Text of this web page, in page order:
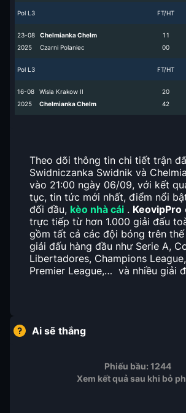
Pol L3 FT/HT
23-08
2025
Chelmianka Chelm
Czarni Polaniec
1
0
1
0
Pol L3 FT/HT
16-08
2025
Wisla Krakow II
Chelmianka Chelm
2
4
0
2
Theo dõi thông tin chi tiết trận
Swidniczanka Swidnik và
vào 21:00 ngày 06/09, với kết
tục, tin tức mới nhất, điểm nổi
đối đầu, kèo nhà cái . KeovipPro
trực tiếp từ hơn 1.000 giải đấu
gồm tất cả các đội bóng trên
giải đấu hàng đầu như Serie A,
Libertadores, Champions
Premier League,… và nhiều giải
Ai sẽ thắng
Phiếu bầu: 1244
Xem kết quả sau khi bỏ